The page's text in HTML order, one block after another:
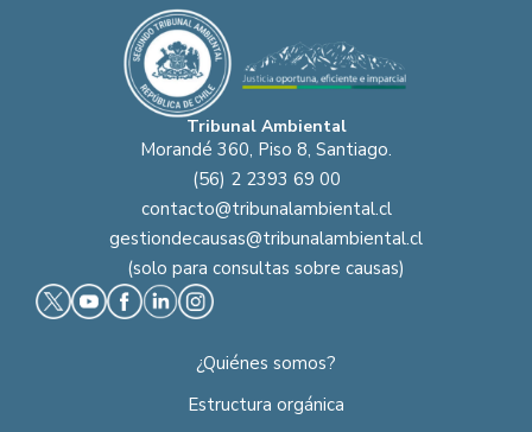
Tribunal Ambiental
Morandé 360, Piso 8, Santiago.
(56) 2 2393 69 00
contacto@tribunalambiental.cl
gestiondecausas@tribunalambiental.cl
(solo para consultas sobre causas)
¿Quiénes somos?
Estructura orgánica